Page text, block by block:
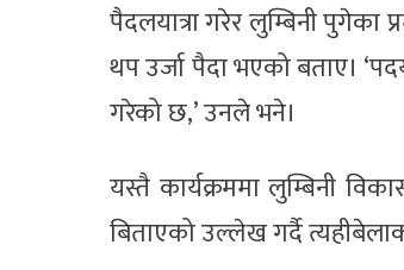
पैदलयात्रा गरेर लुम्बिनी पुगेका
थप उर्जा पैदा भएको बताए।
गरेको छ,’ उनले भने।
यस्तै कार्यक्रममा लुम्बिनी
बिताएको उल्लेख गर्दै